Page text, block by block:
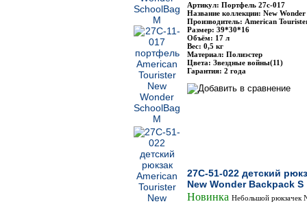
Артикул: Портфель 27с-017
Название коллекции: New
Производитель: American
Размер: 39*30*16
Объём: 17 л
Вес: 0,5 кг
Материал: Полиэстер
Цвета: Звездные войны(11)
Гарантия: 2 года
27C-51-022 детский
New Wonder Backpack S
Новинка Небольшой рюкзачек